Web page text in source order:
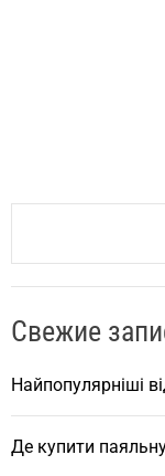
c
Свежие
Найпопулярніші
Де купити